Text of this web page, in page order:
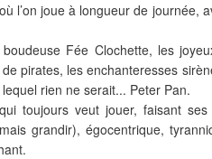
l’on joue à longueur de journée,
Fée Clochette, les
pirates, les enchanteresses
rien ne serait... Peter Pan.
toujours veut jouer, faisant
grandir), égocentrique,